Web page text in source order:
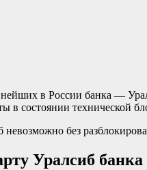
в России банка —
в состоянии технической
невозможно без
Уралсиб банка